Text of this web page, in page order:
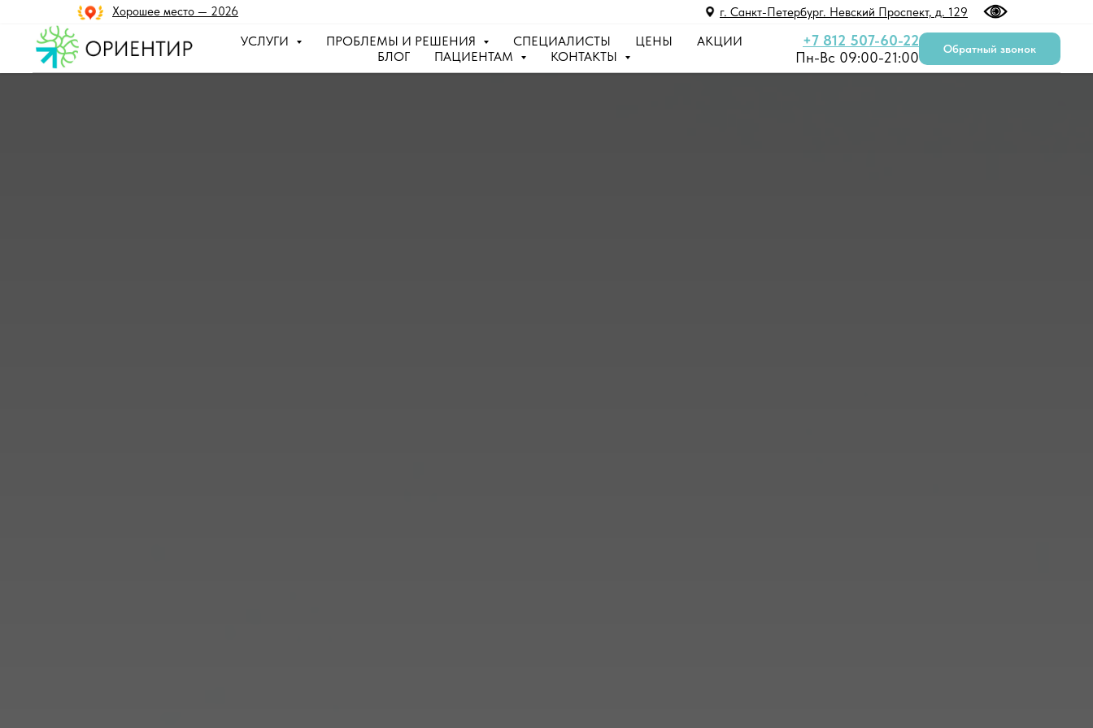
г. Санкт-Петербург. Невский Проспект, д. 129
Хорошее место — 2026
УСЛУГИ ПРОБЛЕМЫ И РЕШЕНИЯ СПЕЦИАЛИСТЫ ЦЕНЫ
АКЦИИ
БЛОГ
ПАЦИЕНТАМ КОНТАКТЫ
+7 812 507-60-22
Пн-Вс 09:00-21:00
Обратный звонок